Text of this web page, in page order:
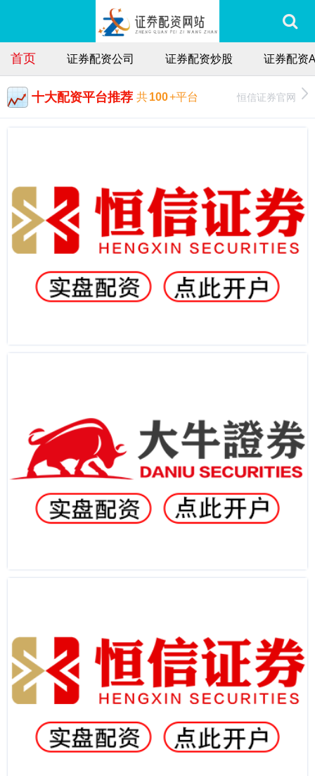
首页 证券配资公司 证券配资炒股 证券配资
十大配资平台推荐 共100+平台 恒信证券官网